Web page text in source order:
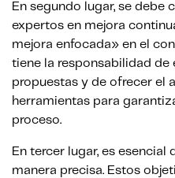
En segundo lugar, se debe
expertos en mejora
mejora enfocada» en el
tiene la responsabilidad
propuestas y de ofrecer el
herramientas para
proceso.
En tercer lugar, es
manera precisa. Estos